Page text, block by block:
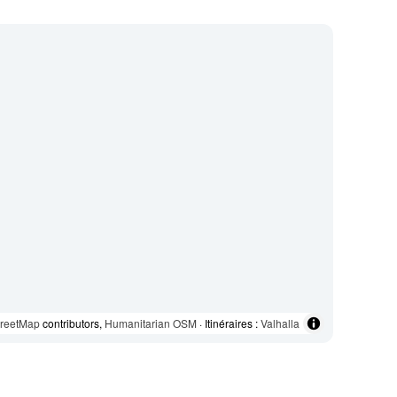
contributors, Humanitarian OSM · Itinéraires :Valhalla